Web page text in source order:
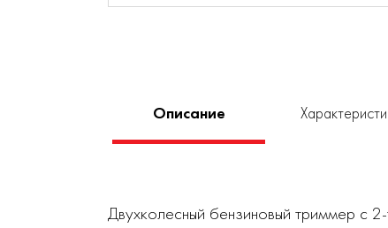
Описание
Двухколесный бензиновый триммер с